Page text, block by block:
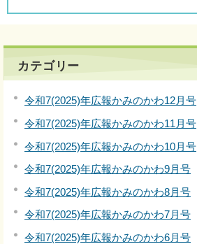
カテゴリー
令和7(2025)年広報かみのかわ12月号
令和7(2025)年広報かみのかわ11月号
令和7(2025)年広報かみのかわ10月号
令和7(2025)年広報かみのかわ9月号
令和7(2025)年広報かみのかわ8月号
令和7(2025)年広報かみのかわ7月号
令和7(2025)年広報かみのかわ6月号